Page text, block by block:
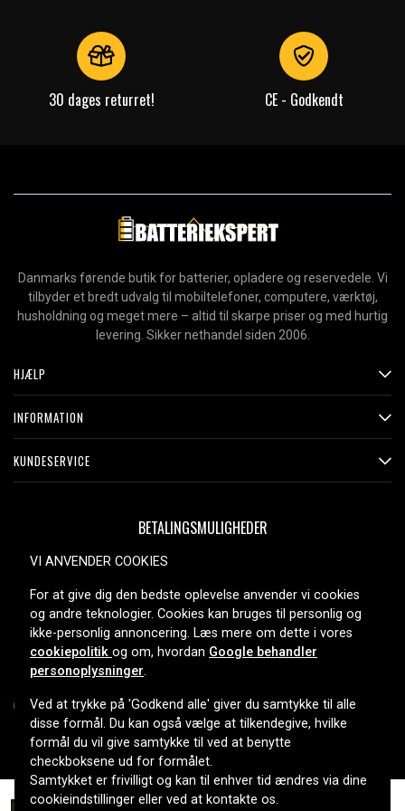
100 × 380 × 140 mm
Læs om betydningen af egenskaberne
30 dages returret! CE - Godkendt
Danmarks førende butik for batterier, opladere og reservedele. Vi
tilbyder et bredt udvalg til mobiltelefoner, computere, værktøj,
husholdning og meget mere – altid til skarpe priser og med hurtig
levering. Sikker nethandel siden 2006.
HJÆLP
INFORMATION
KUNDESERVICE
BETALINGSMULIGHEDER
LEVERINGSMULIGHEDER
Copyright © 2026, Spares Nordic AB
VI ANVENDER COOKIES
For at give dig den bedste oplevelse anvender vi cookies
og andre teknologier. Cookies kan bruges til personlig og
ikke-personlig annoncering. Læs mere om dette i vores
cookiepolitik og om, hvordan Google behandler
personoplysninger.
Ved at trykke på 'Godkend alle' giver du samtykke til alle
disse formål. Du kan også vælge at tilkendegive, hvilke
formål du vil give samtykke til ved at benytte
checkboksene ud for formålet.
Samtykket er frivilligt og kan til enhver tid ændres via dine
cookieindstillinger eller ved at kontakte os.